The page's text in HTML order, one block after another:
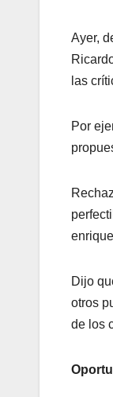
Ayer,
las
Por
Dijo
otros
de los